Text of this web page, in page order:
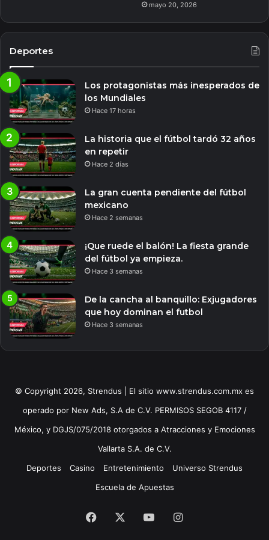
mayo 20, 2026
Deportes
Los protagonistas más inesperados de
los Mundiales
Hace 17 horas
La historia que el fútbol tardó 32 años
en repetir
Hace 2 días
La gran cuenta pendiente del fútbol
mexicano
Hace 2 semanas
¡Que ruede el balón! La fiesta grande
del fútbol ya empieza.
Hace 3 semanas
De la cancha al banquillo: Exjugadores
que hoy dominan el futbol
Hace 3 semanas
© Copyright 2026, Strendus | El sitio www.strendus.com.mx es
operado por New Ads, S.A de C.V. PERMISOS SEGOB 4117 /
México, y DGJS/075/2018 otorgados a Atracciones y Emociones
Vallarta S.A. de C.V.
Deportes
Casino Entretenimiento
Universo Strendus
Escuela de Apuestas
Facebook YouTubeInstagram